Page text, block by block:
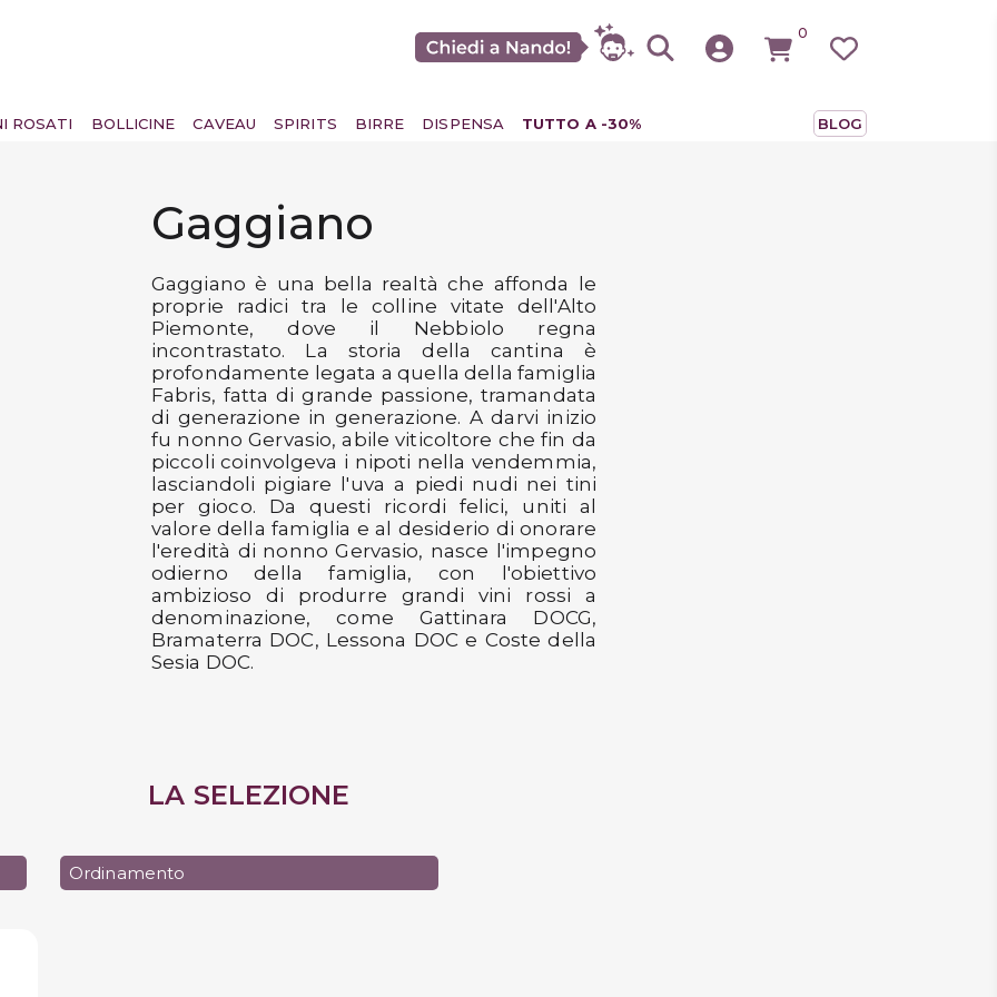
0
ROSATI BOLLICINE CAVEAU SPIRITS BIRRE DISPENSA TUTTO A -30% BLOG
Gaggiano
Gaggiano è una bella realtà che affonda le
proprie radici tra le colline vitate dell'Alto
Piemonte, dove il Nebbiolo regna
incontrastato. La storia della cantina è
profondamente legata a quella della famiglia
Fabris, fatta di grande passione, tramandata
di generazione in generazione. A darvi inizio
fu nonno Gervasio, abile viticoltore che fin da
piccoli coinvolgeva i nipoti nella vendemmia,
lasciandoli pigiare l'uva a piedi nudi nei tini
per gioco. Da questi ricordi felici, uniti al
valore della famiglia e al desiderio di onorare
l'eredità di nonno Gervasio, nasce l'impegno
odierno della famiglia, con l'obiettivo
ambizioso di produrre grandi vini rossi a
denominazione, come Gattinara DOCG,
Bramaterra DOC, Lessona DOC e Coste della
Sesia DOC.
LA SELEZIONE
Ordinamento